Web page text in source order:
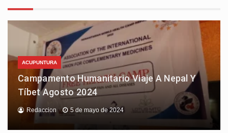
ACUPUNTURA
Campamento Humanitario Viaje A Nepal Y
Tíbet Agosto 2024
Redaccion 5 de mayo de 2024